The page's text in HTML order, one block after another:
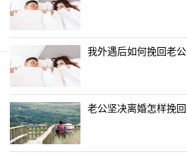
我外遇后如何挽回老公
老公坚决离婚怎样挽回